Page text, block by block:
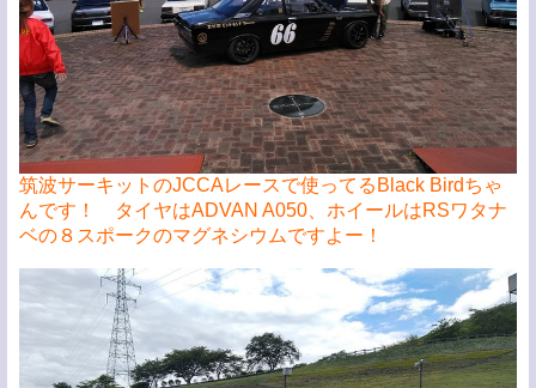
筑波サーキットのJCCAレースで使ってるBlack Birdちゃ
んです！ タイヤはADVAN A050、ホイールはRSワタナ
ベの８スポークのマグネシウムですよー！